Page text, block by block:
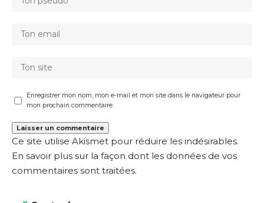
Enregistrer mon nom, mon e-mail et mon site dans le navigateur pour
mon prochain commentaire.
Ce site utilise Akismet pour réduire les indésirables.
En savoir plus sur la façon dont les données de vos
commentaires sont traitées.